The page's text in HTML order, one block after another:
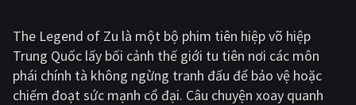
Phiêu lưu Hài hước
Viễn tưởng Khoa học - Tài liệu
The Legend of Zu là một bộ phim tiên hiệp võ hiệp
Trung Quốc lấy bối cảnh thế giới tu tiên nơi các môn
phái chính tà không ngừng tranh đấu để bảo vệ hoặc
chiếm đoạt sức mạnh cổ đại. Câu chuyện xoay quanh